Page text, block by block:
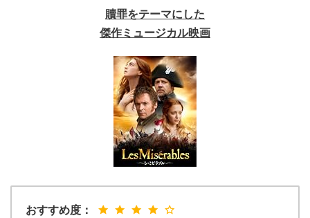
贖罪をテーマにした
傑作ミュージカル映画
おすすめ度：